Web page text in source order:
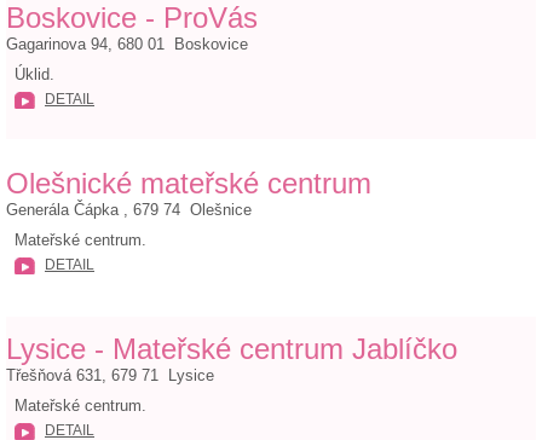
Boskovice - ProVás
Gagarinova 94, 680 01 Boskovice
Úklid.
DETAIL
Olešnické mateřské centrum
Generála Čápka , 679 74 Olešnice
Mateřské centrum.
DETAIL
Lysice - Mateřské centrum Jablíčko
Třešňová 631, 679 71 Lysice
Mateřské centrum.
DETAIL